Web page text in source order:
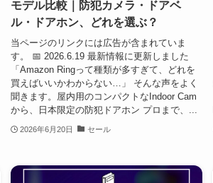
モデル比較｜防犯カメラ・ドアベ
ル・ドアホン、どれを選ぶ？
当ページのリンクには広告が含まれていま
す。 📅 2026.6.19 最新情報に更新しました
「Amazon Ringって種類が多すぎて、どれを
買えばいいかわからない…」 そんな声をよく
聞きます。屋内用のコンパクトなIndoor Cam
から、日本限定の防犯ドアホン プロまで、...
2026年6月20日 セール